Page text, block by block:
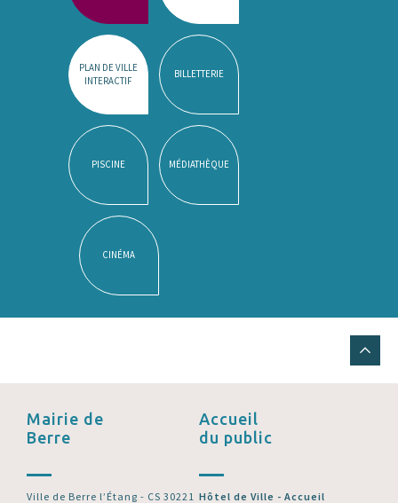
PLAN DE VILLE
INTERACTIF
BILLETTERIE
PISCINE MÉDIATHÈQUE
CINÉMA
Mairie de
Berre
Ville de Berre l’Étang - CS 30221
Accueil
du public
Hôtel de Ville - Accueil